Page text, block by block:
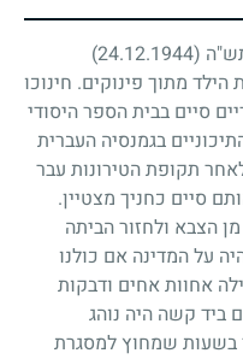
(24.12.1944)
הילד מתוך פינוקים. חינוכו
סיים בבית הספר היסודי
בגמנסיה העברית
תקופת הטירונות עבר
סיים כחניך מצטיין.
הצבא ולחזור הביתה
על המדינה אם כולנו
אחוות אחים ודבקות
ביד קשה היה נוהג
שמחוץ למסגרת